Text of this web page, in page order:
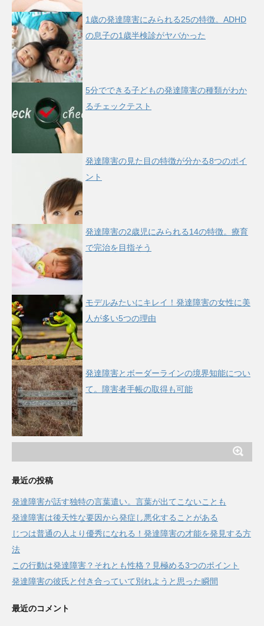
1歳の発達障害にみられる25の特徴。ADHD
の息子の1歳半検診がヤバかった
5分でできる子どもの発達障害の種類がわか
るチェックテスト
発達障害の見た目の特徴が分かる8つのポイ
ント
発達障害の2歳児にみられる14の特徴。療育
で完治を目指そう
モデルみたいにキレイ！発達障害の女性に美
人が多い5つの理由
発達障害とボーダーラインの境界知能につい
て。障害者手帳の取得も可能
最近の投稿
発達障害が話す独特の言葉遣い。言葉が出てこないことも
発達障害は後天性な要因から発症し悪化することがある
じつは普通の人より優秀になれる！発達障害の才能を発見する方
法
この行動は発達障害？それとも性格？見極める3つのポイント
発達障害の彼氏と付き合っていて別れようと思った瞬間
最近のコメント